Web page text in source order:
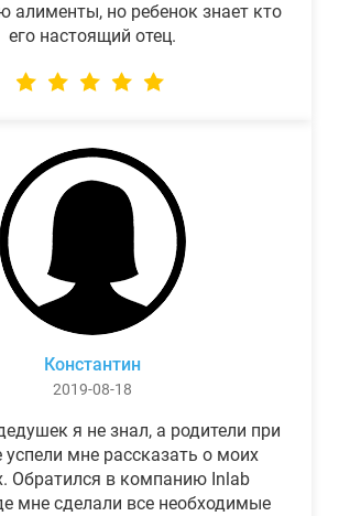
алименты, но ребенок знает кто
его настоящий отец.
Константин
2019-08-18
я не знал, а родители при
успели мне рассказать о моих
Обратился в компанию Inlab
мне сделали все необходимые